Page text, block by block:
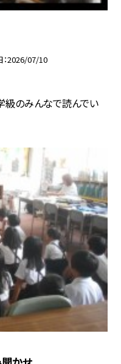
2026/07/10
級のみんなで読んでい